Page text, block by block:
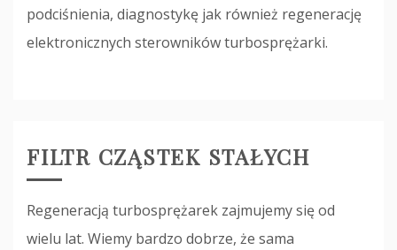
podciśnienia, diagnostykę jak również regenerację
elektronicznych sterowników turbosprężarki.
FILTR CZĄSTEK STAŁYCH
Regeneracją turbosprężarek zajmujemy się od
wielu lat. Wiemy bardzo dobrze, że sama